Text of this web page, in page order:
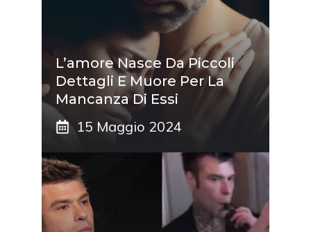
L’amore Nasce Da Piccoli
Dettagli E Muore Per La
Mancanza Di Essi
15 Maggio 2024